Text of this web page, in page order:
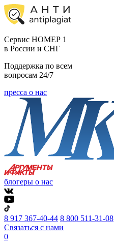
Cервис НОМЕР 1
в России и СНГ
Поддержка по всем
вопросам 24/7
пресса о нас
блогеры о нас
8 917 367-40-44 8 800 511-31-08
Связаться с нами
0